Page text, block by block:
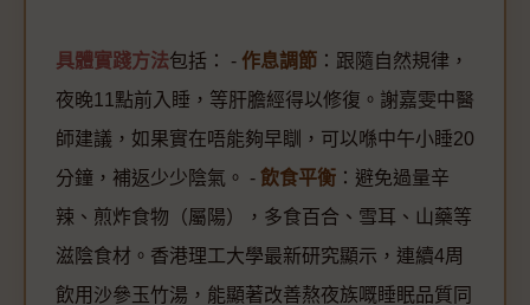
具體實踐方法包括： - 作息調節 ：跟隨自然規律，
夜晚11點前入睡，等肝膽經得以修復。謝嘉雯中醫
師建議，如果實在唔能夠早瞓，可以喺中午小睡20
分鐘，補返少少陰氣。 - 飲食平衡 ：避免過量辛
辣、煎炸食物（屬陽），多食百合、雪耳、山藥等
滋陰食材。香港理工大學最新研究顯示，連續4周
飲用沙參玉竹湯，能顯著改善熬夜族嘅睡眠品質同